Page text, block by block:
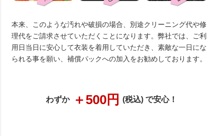
本来、このような汚れや破損の場合、別途クリーニング代や修
理代をご請求させていただくことになります。弊社では、ご利
用日当日に安心して衣装を着用していただき、素敵な一日にな
られる事を願い、補償パックへの加入をお勧めしております。
わずか ＋500円 (税込) で安心！